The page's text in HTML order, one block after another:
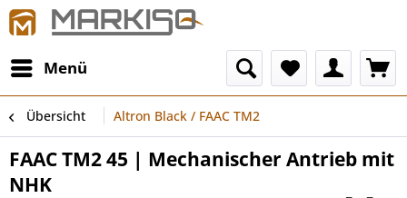
Menü
Übersicht Altron Black / FAAC TM2
FAAC TM2 45 | Mechanischer Antrieb mit
NHK